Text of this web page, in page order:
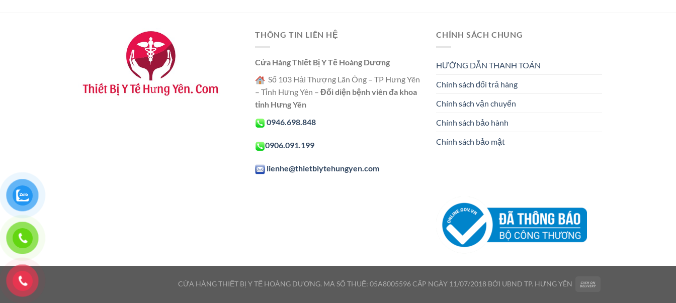
THÔNG TIN LIÊN HỆ
Cửa Hàng Thiết Bị Y Tế Hoàng Dương
Số 103 Hải Thượng Lãn Ông – TP Hưng Yên
– Tỉnh Hưng Yên – Đối diện bệnh viên đa khoa
tỉnh Hưng Yên
0946.698.848
0906.091.199
lienhe@thietbiytehungyen.com
CHÍNH SÁCH CHUNG
HƯỚNG DẪN THANH TOÁN
Chính sách đổi trả hàng
Chính sách vận chuyển
Chính sách bảo hành
Chính sách bảo mật
CỬA HÀNG THIẾT BỊ Y TẾ HOÀNG DƯƠNG. MÃ SỐ THUẾ: 05A8005596 CẤP NGÀY 11/07/2018 BỞI UBND TP. HƯNG YÊN